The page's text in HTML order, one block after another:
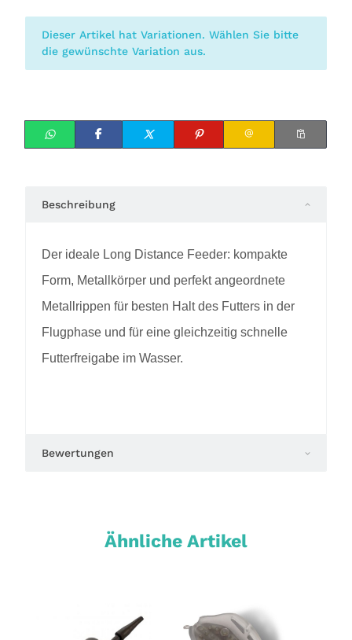
x
Dieser Artikel hat Variationen. Wählen Sie bitte
die gewünschte Variation aus.
Beschreibung
Der ideale Long Distance Feeder: kompakte
Form, Metallkörper und perfekt angeordnete
Metallrippen für besten Halt des Futters in der
Flugphase und für eine gleichzeitig schnelle
Futterfreigabe im Wasser.
Bewertungen
Ähnliche Artikel